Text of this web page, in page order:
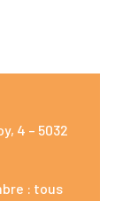
4 – 5032
: tous